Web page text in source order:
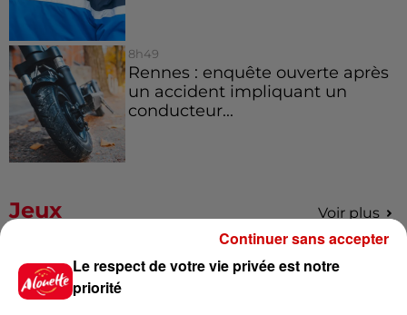
8h49
Rennes : enquête ouverte après
un accident impliquant un
conducteur...
Jeux Voir plus
Gagnez vos places pour le
festival Marché Gourmand 2026
Le respect de votre vie privée est notre
priorité
Continuer sans accepter